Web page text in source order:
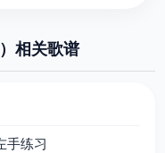
相关歌谱
手练习